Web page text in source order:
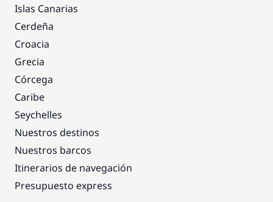
Islas Canarias
Cerdeña
Croacia
Grecia
Córcega
Caribe
Seychelles
Nuestros destinos
Nuestros barcos
Itinerarios de navegación
Presupuesto express